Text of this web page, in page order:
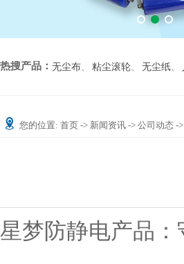
热搜产品： 无尘布、 粘尘滚轮、 无尘纸、
您的位置: 首页 -> 新闻资讯 -> 公司动态 -
星梦防静电产品